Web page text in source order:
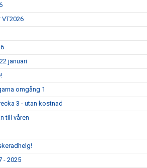
januari
omgång 1
3 - utan kostnad
till våren
- 2025